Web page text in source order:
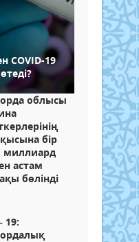
COVID-19
облысы
бір
астам
бөлінді
19: